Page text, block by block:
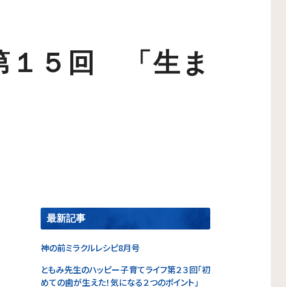
１５回 「生ま
最新記事
神の前ミラクルレシピ8月号
ともみ先生のハッピー子育てライフ第２３回「初
めての歯が生えた！気になる２つのポイント」